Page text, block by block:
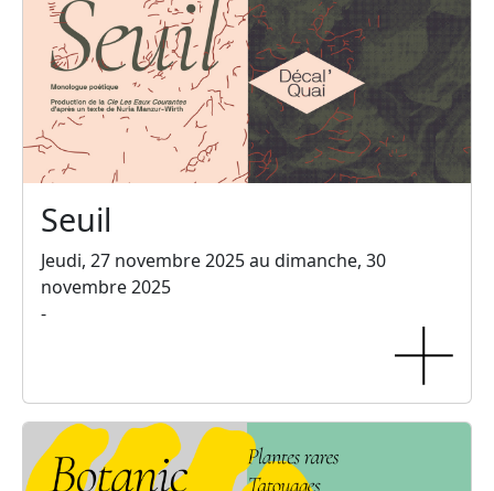
Seuil
Jeudi, 27 novembre 2025 au dimanche, 30
novembre 2025
-